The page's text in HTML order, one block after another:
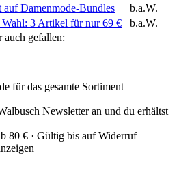
auf Damenmode-Bundles
b.a.W.
3 Artikel für nur 69 €
b.a.W.
gefallen:
für das gesamte Sortiment
Newsletter an und du erhältst
80 € · Gültig bis auf Widerruf